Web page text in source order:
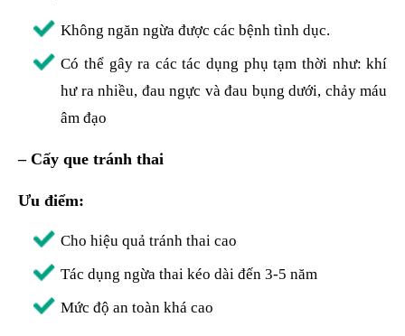
Không ngăn ngừa được các bệnh tình dục.
Có thể gây ra các tác dụng phụ tạm thời như: khí
hư ra nhiều, đau ngực và đau bụng dưới, chảy máu
âm đạo
– Cấy que tránh thai
Ưu điểm:
Cho hiệu quả tránh thai cao
Tác dụng ngừa thai kéo dài đến 3-5 năm
Mức độ an toàn khá cao